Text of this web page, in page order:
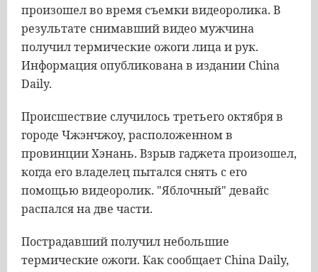
произошел во время съемки видеоролика. В
результате снимавший видео мужчина
получил термические ожоги лица и рук.
Информация опубликована в издании China
Daily.
Происшествие случилось третьего октября в
городе Чжэнчжоу, расположенном в
провинции Хэнань. Взрыв гаджета произошел,
когда его владелец пытался снять с его
помощью видеоролик. "Яблочный" девайс
распался на две части.
Пострадавший получил небольшие
термические ожоги. Как сообщает China Daily,